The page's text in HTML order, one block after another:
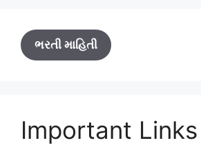
ભરતી માહિતી
Important Links